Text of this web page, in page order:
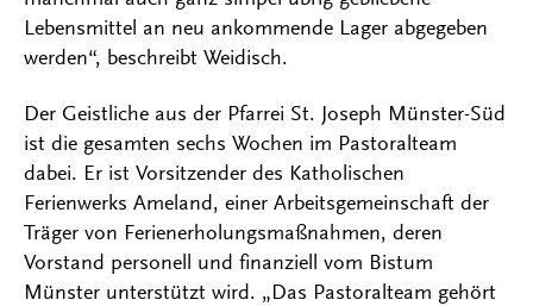
Lebensmittel an neu ankommende Lager abgegeben
werden“, beschreibt Weidisch.
Der Geistliche aus der Pfarrei St. Joseph Münster-Süd
ist die gesamten sechs Wochen im Pastoralteam
dabei. Er ist Vorsitzender des Katholischen
Ferienwerks Ameland, einer Arbeitsgemeinschaft der
Träger von Ferienerholungsmaßnahmen, deren
Vorstand personell und finanziell vom Bistum
Münster unterstützt wird. „Das Pastoralteam gehört